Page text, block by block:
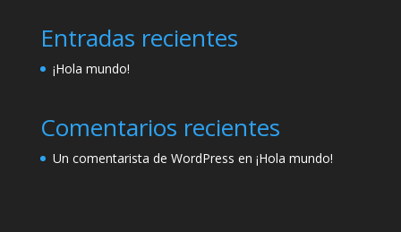
Entradas recientes
¡Hola mundo!
Comentarios recientes
Un comentarista de WordPress en ¡Hola mundo!